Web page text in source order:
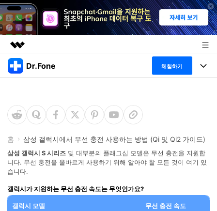
주요 제품
개요
솔루션
회사 소개
뉴스룸
플랜 및 가격
도움말 센터
Dr.Fone 체험하기
특징
폴 툴킷 보기 >
프로그램
데스크탑
모바일
더 보기
탐색 및 발견
닥터폰 하이라이트 살펴보기
고객 지원 센터
리소스
다운로드 센터
🔓️온라인 잠금 해제
홈 삼성 갤럭시에서 무선 충전 사용하는 방법 (Qi 및 Qi2 가이드)
삼성 갤럭시 S 시리즈 및 대부분의 플래그십 모델은 무선 충전을 지원합
니다. 무선 충전을 올바르게 사용하기 위해 알아야 할 모든 것이 여기 있
습니다.
갤럭시가 지원하는 무선 충전 속도는 무엇인가요?
갤럭시 모델 무선 충전 속도